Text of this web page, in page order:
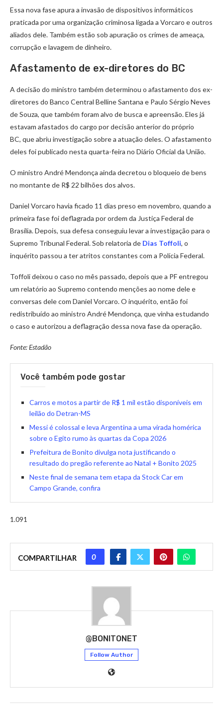
Essa nova fase apura a invasão de dispositivos informáticos
praticada por uma organização criminosa ligada a Vorcaro e outros
aliados dele. Também estão sob apuração os crimes de ameaça,
corrupção e lavagem de dinheiro.
Afastamento de ex-diretores do BC
A decisão do ministro também determinou o afastamento dos ex-
diretores do Banco Central Belline Santana e Paulo Sérgio Neves
de Souza, que também foram alvo de busca e apreensão. Eles já
estavam afastados do cargo por decisão anterior do próprio
BC, que abriu investigação sobre a atuação deles. O afastamento
deles foi publicado nesta quarta-feira no Diário Oficial da União.
O ministro André Mendonça ainda decretou o bloqueio de bens
no montante de R$ 22 bilhões dos alvos.
Daniel Vorcaro havia ficado 11 dias preso em novembro, quando a
primeira fase foi deflagrada por ordem da Justiça Federal de
Brasília. Depois, sua defesa conseguiu levar a investigação para o
Supremo Tribunal Federal. Sob relatoria de Dias Toffoli, o
inquérito passou a ter atritos constantes com a Polícia Federal.
Toffoli deixou o caso no mês passado, depois que a PF entregou
um relatório ao Supremo contendo menções ao nome dele e
conversas dele com Daniel Vorcaro. O inquérito, então foi
redistribuído ao ministro André Mendonça, que vinha estudando
o caso e autorizou a deflagração dessa nova fase da operação.
Fonte: Estadão
Você também pode gostar
Carros e motos a partir de R$ 1 mil estão disponíveis em
leilão do Detran-MS
Messi é colossal e leva Argentina a uma virada homérica
sobre o Egito rumo às quartas da Copa 2026
Prefeitura de Bonito divulga nota justificando o
resultado do pregão referente ao Natal + Bonito 2025
Neste final de semana tem etapa da Stock Car em
Campo Grande, confira
1.091
COMPARTILHAR 0
@BONITONET
Follow Author